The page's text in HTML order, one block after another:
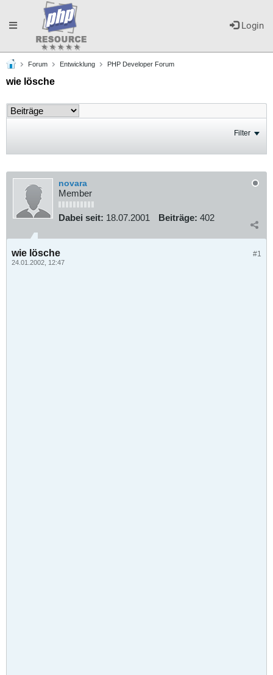
Login
Toggle
navigation
Forum Entwicklung PHP Developer Forum
wie lösche
Filter
novara
Member
Dabei seit: 18.07.2001 Beiträge: 402
#1
wie lösche
24.01.2002, 12:47